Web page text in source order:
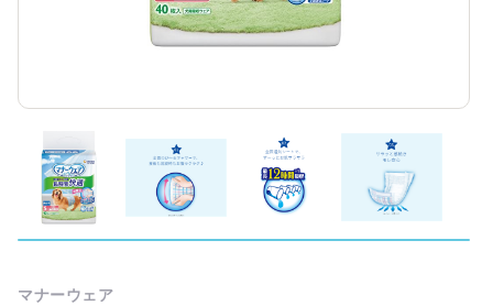
マナーウェア